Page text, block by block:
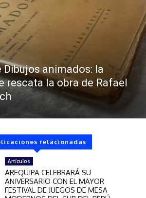
Dibujos animados: la
rescata la obra de Rafael
relacionadas
Artículos
AREQUIPA CELEBRARÁ SU
ANIVERSARIO CON EL MAYOR
FESTIVAL DE JUEGOS DE MESA